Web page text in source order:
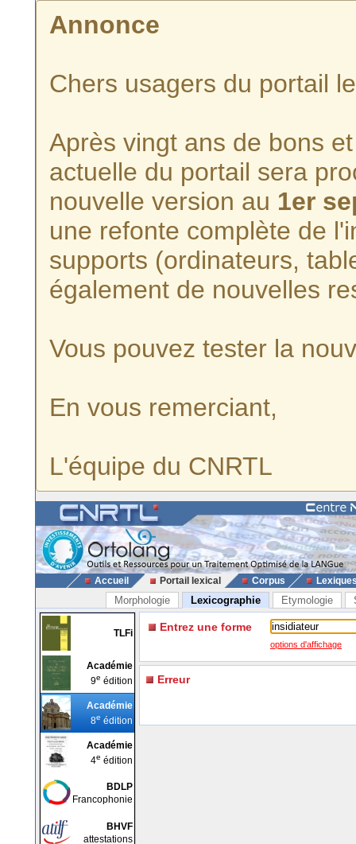
Annonce
Chers usagers du portail
Après vingt ans de bons
actuelle du portail sera
nouvelle version au 1er
une refonte complète de
supports (ordinateurs,
également de nouvelles
Vous pouvez tester la
En vous remerciant,
L'équipe du CNRTL
Accueil Portail lexical Corpus
Morphologie Lexicographie Etymologie
TLFi
Académie
9e édition
Académie
8e édition
Académie
4e édition
BDLP
Francophonie
BHVF
attestations
Entrez une forme
options d'affichage
Erreur